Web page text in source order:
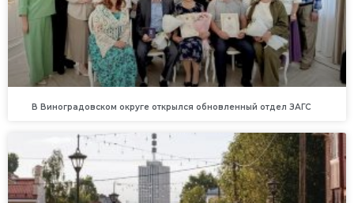
В Виноградовском округе открылся обновленный отдел ЗАГС